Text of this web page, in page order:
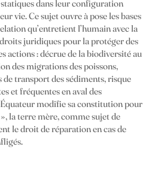
dans leur configuration
vie. Ce sujet ouvre à pose les bases
qu’entretient l’humain avec la
juridiques pour la protéger des
actions : décrue de la biodiversité au
des migrations des poissons,
transport des sédiments, risque
et fréquentes en aval des
modifie sa constitution pour
la terre mère, comme sujet de
le droit de réparation en cas de